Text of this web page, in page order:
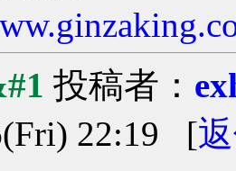
投稿者：
22:19 [